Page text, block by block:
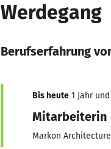
Werdegang
Berufserfahrung
Bis heute 1 Jahr
Mitarbeiterin
Markon Architecture